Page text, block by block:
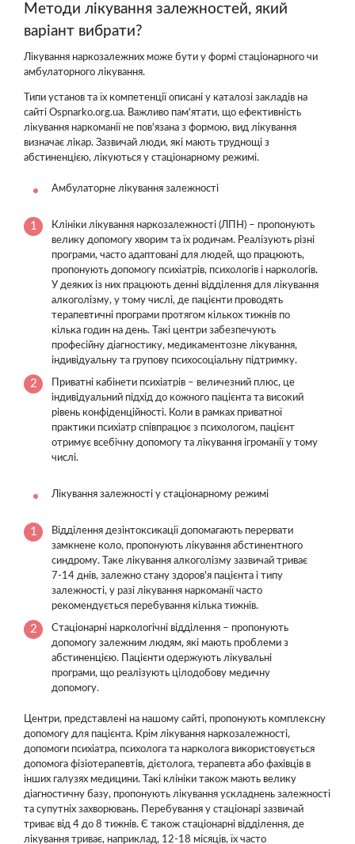
Методи лікування залежностей, який
варіант вибрати?
Лікування наркозалежних може бути у формі стаціонарного чи
амбулаторного лікування.
Типи установ та їх компетенції описані у каталозі закладів на
сайті Ospnarko.org.ua. Важливо пам'ятати, що ефективність
лікування наркоманії не пов'язана з формою, вид лікування
визначає лікар. Зазвичай люди, які мають труднощі з
абстиненцією, лікуються у стаціонарному режимі.
Амбулаторне лікування залежності
Клініки лікування наркозалежності (ЛПН) – пропонують
велику допомогу хворим та їх родичам. Реалізують різні
програми, часто адаптовані для людей, що працюють,
пропонують допомогу психіатрів, психологів і наркологів.
У деяких із них працюють денні відділення для лікування
алкоголізму, у тому числі, де пацієнти проводять
терапевтичні програми протягом кількох тижнів по
кілька годин на день. Такі центри забезпечують
професійну діагностику, медикаментозне лікування,
індивідуальну та групову психосоціальну підтримку.
Приватні кабінети психіатрів – величезний плюс, це
індивідуальний підхід до кожного пацієнта та високий
рівень конфіденційності. Коли в рамках приватної
практики психіатр співпрацює з психологом, пацієнт
отримує всебічну допомогу та лікування ігроманії у тому
числі.
Лікування залежності у стаціонарному режимі
Відділення дезінтоксикації допомагають перервати
замкнене коло, пропонують лікування абстинентного
синдрому. Таке лікування алкоголізму зазвичай триває
7-14 днів, залежно стану здоров'я пацієнта і типу
залежності, у разі лікування наркоманії часто
рекомендується перебування кілька тижнів.
Стаціонарні наркологічні відділення – пропонують
допомогу залежним людям, які мають проблеми з
абстиненцією. Пацієнти одержують лікувальні
програми, що реалізують цілодобову медичну
допомогу.
Центри, представлені на нашому сайті, пропонують комплексну
допомогу для пацієнта. Крім лікування наркозалежності,
допомоги психіатра, психолога та нарколога використовується
допомога фізіотерапевтів, дієтолога, терапевта або фахівців в
інших галузях медицини. Такі клініки також мають велику
діагностичну базу, пропонують лікування ускладнень залежності
та супутніх захворювань. Перебування у стаціонарі зазвичай
триває від 4 до 8 тижнів. Є також стаціонарні відділення, де
лікування триває, наприклад, 12-18 місяців, їх часто